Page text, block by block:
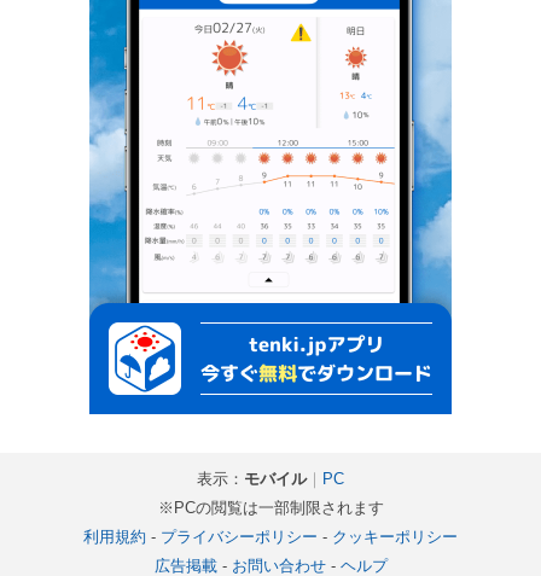
表示： モバイル｜
PC
※PCの閲覧は一部制限されます
利用規約 - プライバシーポリシー - クッキーポリシー
広告掲載- お問い合わせ- ヘルプ